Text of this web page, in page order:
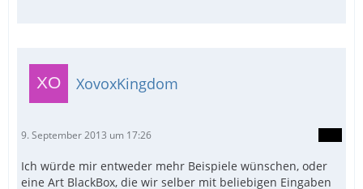
XovoxKingdom
9. September 2013 um 17:26
Ich würde mir entweder mehr Beispiele wünschen, oder
eine Art BlackBox, die wir selber mit beliebigen Eingaben